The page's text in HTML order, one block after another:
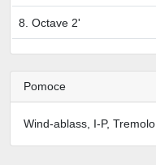
8. Octave 2'
Pomoce
Wind-ablass, I-P, Tremolo